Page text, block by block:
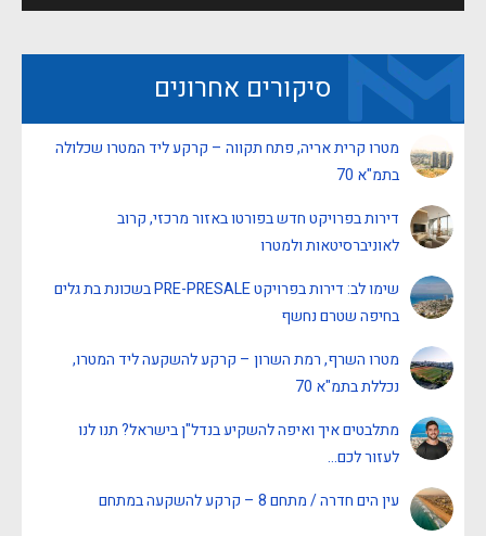
סיקורים אחרונים
מטרו קרית אריה, פתח תקווה – קרקע ליד המטרו שכלולה
בתמ"א 70
דירות בפרויקט חדש בפורטו באזור מרכזי, קרוב
לאוניברסיטאות ולמטרו
שימו לב: דירות בפרויקט PRE-PRESALE בשכונת בת גלים
בחיפה שטרם נחשף
מטרו השרף, רמת השרון – קרקע להשקעה ליד המטרו,
נכללת בתמ"א 70
מתלבטים איך ואיפה להשקיע בנדל"ן בישראל? תנו לנו
לעזור לכם…
עין הים חדרה / מתחם 8 – קרקע להשקעה במתחם